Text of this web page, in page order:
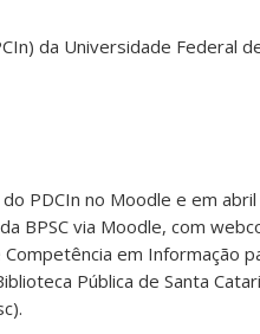
da Universidade Federal
PDCIn no Moodle e em
BPSC via Moodle, com
em Informação
Pública de Santa